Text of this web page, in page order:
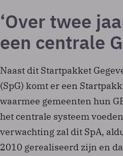
‘Over twee
een centrale
Naast dit Startpakket
(SpG) komt er een
waarmee gemeenten hun
het centrale systeem
verwachting zal dit SpA,
2010 gerealiseerd zijn en